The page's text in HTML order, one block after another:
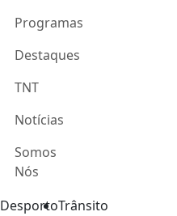
Programas
Destaques
TNT
Notícias
Somos
Nós
DesportoTrânsito